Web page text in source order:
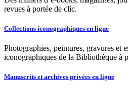
revues à portée de clic.
Collections iconographiques en ligne
Photographies, peintures, gravures et
iconographiques de la Bibliothèque à
Manuscrits et archives privées en ligne